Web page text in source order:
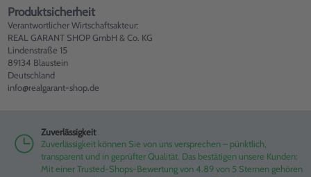
Produktsicherheit
Verantwortlicher Wirtschaftsakteur:
REAL GARANT SHOP GmbH & Co. KG
Lindenstraße 15
89134 Blaustein
Deutschland
info@realgarant-shop.de
Zuverlässigkeit
Zuverlässigkeit können Sie von uns versprechen – pünktlich,
transparent und in geprüfter Qualität. Das bestätigen unsere Kunden:
Mit einer Trusted-Shops-Bewertung von 4.89 von 5 Sternen gehören